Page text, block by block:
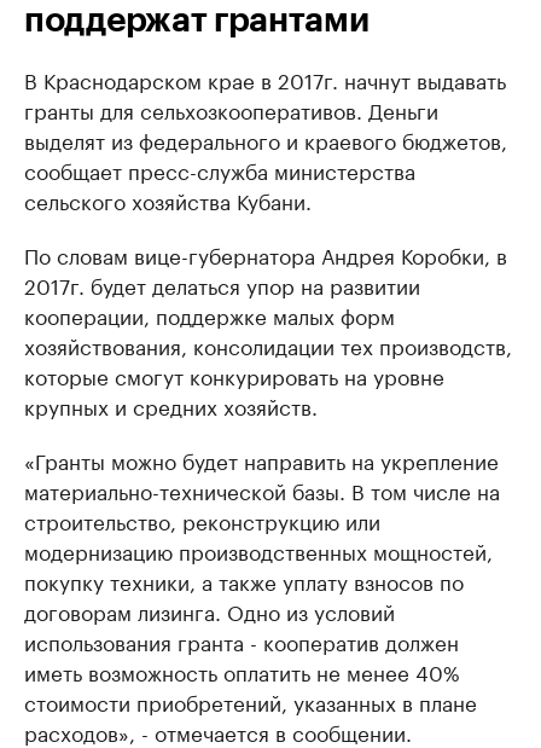
поддержат грантами
В Краснодарском крае в 2017г. начнут выдавать
гранты для сельхозкооперативов. Деньги
выделят из федерального и краевого бюджетов,
сообщает пресс-служба министерства
сельского хозяйства Кубани.
По словам вице-губернатора Андрея Коробки, в
2017г. будет делаться упор на развитии
кооперации, поддержке малых форм
хозяйствования, консолидации тех производств,
которые смогут конкурировать на уровне
крупных и средних хозяйств.
«Гранты можно будет направить на укрепление
материально-технической базы. В том числе на
строительство, реконструкцию или
модернизацию производственных мощностей,
покупку техники, а также уплату взносов по
договорам лизинга. Одно из условий
использования гранта - кооператив должен
иметь возможность оплатить не менее 40%
стоимости приобретений, указанных в плане
расходов», - отмечается в сообщении.